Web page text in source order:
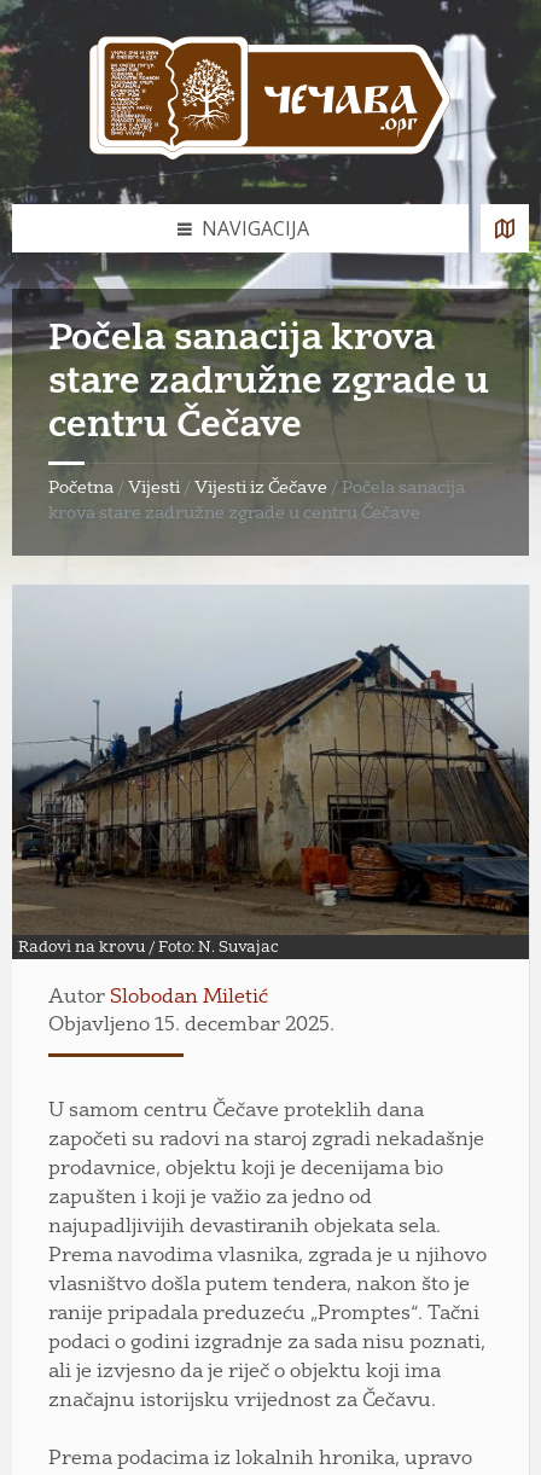
Skip
to
content
Skip
to
left
sidebar
Skip
to
footer
NAVIGACIJA
Počela sanacija krova
stare zadružne zgrade u
centru Čečave
Početna / Vijesti / Vijesti iz Čečave / Počela sanacija
krova stare zadružne zgrade u centru Čečave
Radovi na krovu / Foto: N. Suvajac
Autor Slobodan Miletić
Objavljeno 15. decembar 2025.
U samom centru Čečave proteklih dana
započeti su radovi na staroj zgradi nekadašnje
prodavnice, objektu koji je decenijama bio
zapušten i koji je važio za jedno od
najupadljivijih devastiranih objekata sela.
Prema navodima vlasnika, zgrada je u njihovo
vlasništvo došla putem tendera, nakon što je
ranije pripadala preduzeću „Promptes“. Tačni
podaci o godini izgradnje za sada nisu poznati,
ali je izvjesno da je riječ o objektu koji ima
značajnu istorijsku vrijednost za Čečavu.
Prema podacima iz lokalnih hronika, upravo